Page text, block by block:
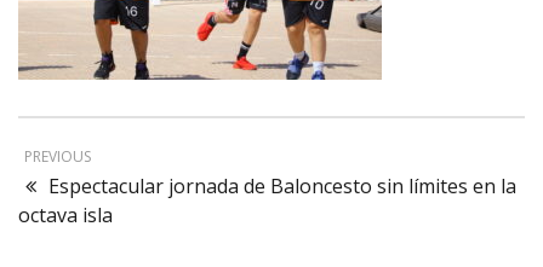
PREVIOUS
Espectacular jornada de Baloncesto sin límites en la
octava isla